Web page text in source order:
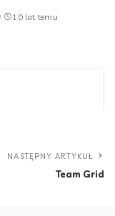
10 lat temu
NASTĘPNY ARTYKUŁ
Team Grid